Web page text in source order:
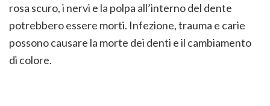
rosa scuro, i nervi e la polpa all’interno del dente
potrebbero essere morti. Infezione, trauma e carie
possono causare la morte dei denti e il cambiamento
di colore.